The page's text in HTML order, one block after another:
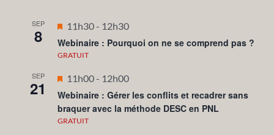
SEP
8
Mis
en
avant
11h30- 12h30
Webinaire : Pourquoi on ne se comprend pas ?
GRATUIT
SEP
21
Mis
en
avant
11h00- 12h00
Webinaire : Gérer les conflits et recadrer sans
braquer avec la méthode DESC en PNL
GRATUIT